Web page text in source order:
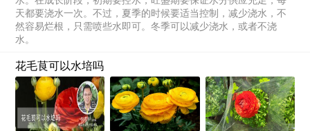
天都要浇水一次。不过，夏季的时候要适当控制，减少浇水，不
然容易烂根，只需喷些水即可。冬季可以减少浇水，或者不浇
水。
花毛茛可以水培吗